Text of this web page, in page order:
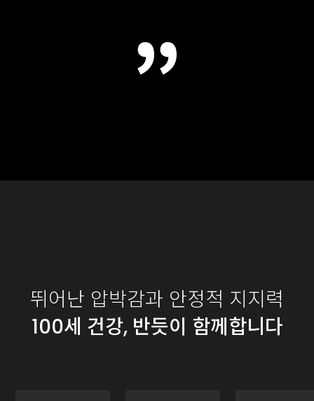
뛰어난 압박감과 안정적 지지력
100세 건강, 반듯이 함께합니다